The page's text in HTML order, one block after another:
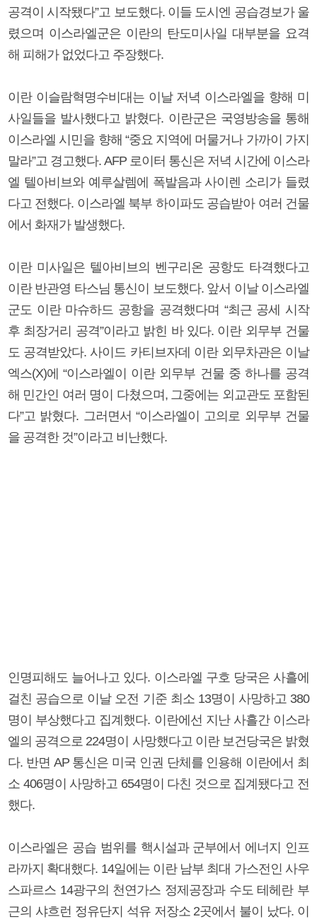
공격이 시작됐다”고 보도했다. 이들 도시엔 공습경보가 울
렸으며 이스라엘군은 이란의 탄도미사일 대부분을 요격
해 피해가 없었다고 주장했다.
이란 이슬람혁명수비대는 이날 저녁 이스라엘을 향해 미
사일들을 발사했다고 밝혔다. 이란군은 국영방송을 통해
이스라엘 시민을 향해 “중요 지역에 머물거나 가까이 가지
말라”고 경고했다. AFP 로이터 통신은 저녁 시간에 이스라
엘 텔아비브와 예루살렘에 폭발음과 사이렌 소리가 들렸
다고 전했다. 이스라엘 북부 하이파도 공습받아 여러 건물
에서 화재가 발생했다.
이란 미사일은 텔아비브의 벤구리온 공항도 타격했다고
이란 반관영 타스님 통신이 보도했다. 앞서 이날 이스라엘
군도 이란 마슈하드 공항을 공격했다며 “최근 공세 시작
후 최장거리 공격”이라고 밝힌 바 있다. 이란 외무부 건물
도 공격받았다. 사이드 카티브자데 이란 외무차관은 이날
엑스(X)에 “이스라엘이 이란 외무부 건물 중 하나를 공격
해 민간인 여러 명이 다쳤으며, 그중에는 외교관도 포함된
다”고 밝혔다. 그러면서 “이스라엘이 고의로 외무부 건물
을 공격한 것”이라고 비난했다.
인명피해도 늘어나고 있다. 이스라엘 구호 당국은 사흘에
걸친 공습으로 이날 오전 기준 최소 13명이 사망하고 380
명이 부상했다고 집계했다. 이란에선 지난 사흘간 이스라
엘의 공격으로 224명이 사망했다고 이란 보건당국은 밝혔
다. 반면 AP 통신은 미국 인권 단체를 인용해 이란에서 최
소 406명이 사망하고 654명이 다친 것으로 집계됐다고 전
했다.
이스라엘은 공습 범위를 핵시설과 군부에서 에너지 인프
라까지 확대했다. 14일에는 이란 남부 최대 가스전인 사우
스파르스 14광구의 천연가스 정제공장과 수도 테헤란 부
근의 샤흐런 정유단지 석유 저장소 2곳에서 불이 났다. 이